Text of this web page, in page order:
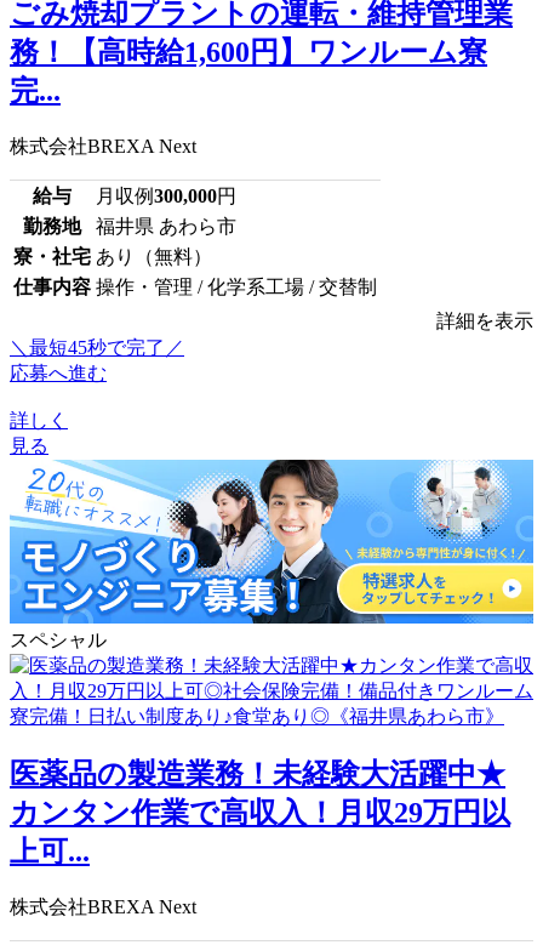
ごみ焼却プラントの運転・維持管理業
務！【高時給1,600円】ワンルーム寮
完...
株式会社BREXA Next
給与 月収例300,000円
勤務地
福井県 あわら市
寮・社宅 あり（無料）
仕事内容 操作・管理 / 化学系工場 / 交替制
詳細を表示
＼最短45秒で完了／
応募へ進む
詳しく
見る
スペシャル
医薬品の製造業務！未経験大活躍中★
カンタン作業で高収入！月収29万円以
上可...
株式会社BREXA Next